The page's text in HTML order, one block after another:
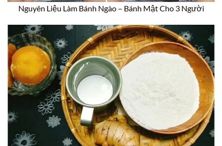
Nguyên Liệu Làm Bánh Ngào – Bánh Mật Cho 3 Người